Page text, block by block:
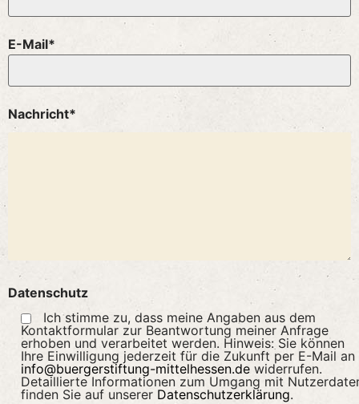
E-Mail*
Nachricht*
Datenschutz
Ich stimme zu, dass meine Angaben aus dem
Kontaktformular zur Beantwortung meiner Anfrage
erhoben und verarbeitet werden. Hinweis: Sie können
Ihre Einwilligung jederzeit für die Zukunft per E-Mail an
info@buergerstiftung-mittelhessen.de widerrufen.
Detaillierte Informationen zum Umgang mit
finden Sie auf unserer Datenschutzerklärung.